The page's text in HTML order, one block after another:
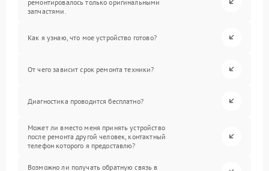
ремонтировалось только оригинальными
запчастями.
Как я узнаю, что мое устройство готово?
От чего зависит срок ремонта техники?
Диагностика проводится бесплатно?
Может ли вместо меня принять устройство
после ремонта другой человек, контактный
телефон которого я предоставлю?
Возможно ли получать обратную связь в